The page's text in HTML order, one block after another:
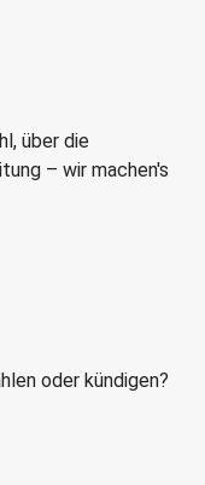
über die
– wir machen's
oder kündigen?